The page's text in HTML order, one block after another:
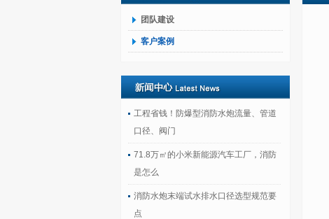
团队建设
客户案例
工程省钱！防爆型消防水炮流量、管道
口径、阀门
71.8万㎡的小米新能源汽车工厂，消防
是怎么
消防水炮末端试水排水口径选型规范要
点